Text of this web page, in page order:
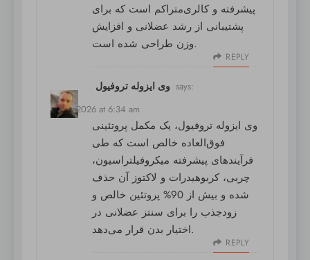
پیشرفته و کالری‌متراکم است که برای
پشتیبانی از رشد عضلانی و افزایش
وزن طراحی شده است.
REPLY
وی ایزوله تروفیول says:
July 9, 2026 at 6:34 am
وی ایزوله تروفیول، یک مکمل پروتئینی
فوق‌العاده خالص است که طی
فرآیندهای پیشرفته میکروفیلتراسیون،
چربی، کربوهیدرات و لاکتوز آن حذف
شده و بیش از 90% پروتئین خالص و
زودجذب را برای سنتز عضلانی در
اختیار بدن قرار می‌دهد.
REPLY